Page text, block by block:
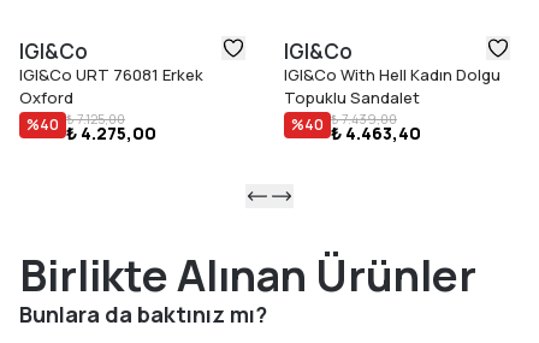
IGI&Co
IGI&Co URT 76081 Erkek
Oxford
%40 ₺ 7.125,00
₺ 4.275,00
IGI&Co
IGI&Co With Hell Kadın Dolgu
Topuklu Sandalet
%40 ₺ 7.439,00
₺ 4.463,40
Birlikte Alınan Ürünler
Bunlara da baktınız mı?